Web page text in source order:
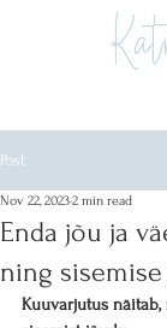
Post
Enda jõu ja
ning
Nov 22, 20232 min read
Kuuvarjutus